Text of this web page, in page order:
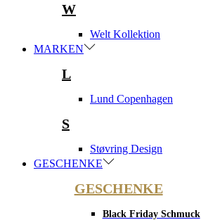
W
Welt Kollektion
MARKEN
L
Lund Copenhagen
S
Støvring Design
GESCHENKE
GESCHENKE
Black Friday Schmuck